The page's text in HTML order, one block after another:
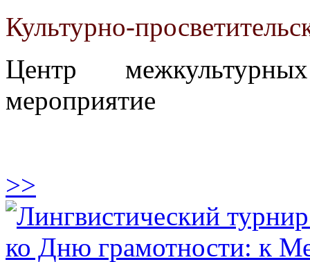
Культурно-
Центр
мероприятие
>>